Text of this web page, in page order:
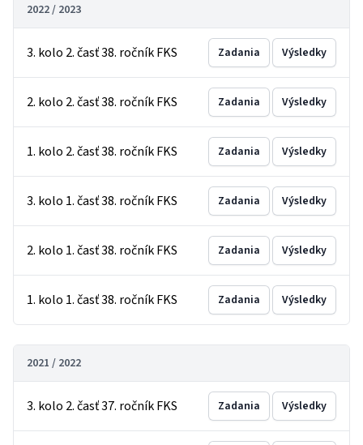
2022 / 2023
3. kolo 2. časť 38. ročník FKS Zadania Výsledky
2. kolo 2. časť 38. ročník FKS Zadania Výsledky
1. kolo 2. časť 38. ročník FKS Zadania Výsledky
3. kolo 1. časť 38. ročník FKS Zadania Výsledky
2. kolo 1. časť 38. ročník FKS Zadania Výsledky
1. kolo 1. časť 38. ročník FKS Zadania Výsledky
2021 / 2022
3. kolo 2. časť 37. ročník FKS Zadania Výsledky